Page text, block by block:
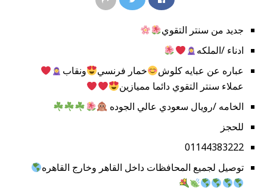
جديد من سنتر التقوي
ادناء /الملكه
عباره عن عبايه كلوش
خمار فرنسي
ونقاب
عملاء سنتر التقوي دائما مميازين
الخامه /رويال سعودي عالي الجوده
للحجز
01144383222
توصيل لجميع المحافظات داخل القاهر وخارج القاهره